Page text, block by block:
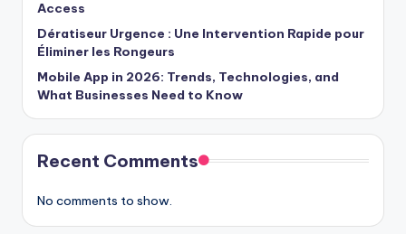
Access
Dératiseur Urgence : Une Intervention Rapide pour
Éliminer les Rongeurs
Mobile App in 2026: Trends, Technologies, and
What Businesses Need to Know
Recent Comments
No comments to show.